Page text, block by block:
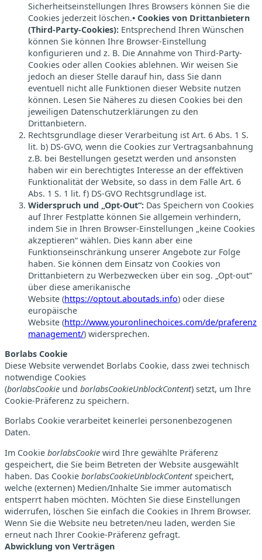
Sicherheitseinstellungen Ihres Browsers können Sie die
Cookies jederzeit löschen.• Cookies von Drittanbietern
(Third-Party-Cookies): Entsprechend Ihren Wünschen
können Sie können Ihre Browser-Einstellung
konfigurieren und z. B. Die Annahme von Third-Party-
Cookies oder allen Cookies ablehnen. Wir weisen Sie
jedoch an dieser Stelle darauf hin, dass Sie dann
eventuell nicht alle Funktionen dieser Website nutzen
können. Lesen Sie Näheres zu diesen Cookies bei den
jeweiligen Datenschutzerklärungen zu den
Drittanbietern.
Rechtsgrundlage dieser Verarbeitung ist Art. 6 Abs. 1 S.
lit. b) DS-GVO, wenn die Cookies zur Vertragsanbahnung
z.B. bei Bestellungen gesetzt werden und ansonsten
haben wir ein berechtigtes Interesse an der effektiven
Funktionalität der Website, so dass in dem Falle Art. 6
Abs. 1 S. 1 lit. f) DS-GVO Rechtsgrundlage ist.
Widerspruch und „Opt-Out“: Das Speichern von Cookies
auf Ihrer Festplatte können Sie allgemein verhindern,
indem Sie in Ihren Browser-Einstellungen „keine Cookies
akzeptieren“ wählen. Dies kann aber eine
Funktionseinschränkung unserer Angebote zur Folge
haben. Sie können dem Einsatz von Cookies von
Drittanbietern zu Werbezwecken über ein sog. „Opt-out“
über diese amerikanische
Website (https://optout.aboutads.info) oder diese
europäische
Website (http://www.youronlinechoices.com/de/praferenz
management/) widersprechen.
Borlabs Cookie
Diese Website verwendet Borlabs Cookie, dass zwei technisch
notwendige Cookies
(borlabsCookie und borlabsCookieUnblockContent) setzt, um Ihre
Cookie-Präferenz zu speichern.
Borlabs Cookie verarbeitet keinerlei personenbezogenen
Daten.
Im Cookie borlabsCookie wird Ihre gewählte Präferenz
gespeichert, die Sie beim Betreten der Website ausgewählt
haben. Das Cookie borlabsCookieUnblockContent speichert,
welche (externen) Medien/Inhalte Sie immer automatisch
entsperrt haben möchten. Möchten Sie diese Einstellungen
widerrufen, löschen Sie einfach die Cookies in Ihrem Browser.
Wenn Sie die Website neu betreten/neu laden, werden Sie
erneut nach Ihrer Cookie-Präferenz gefragt.
Abwicklung von Verträgen